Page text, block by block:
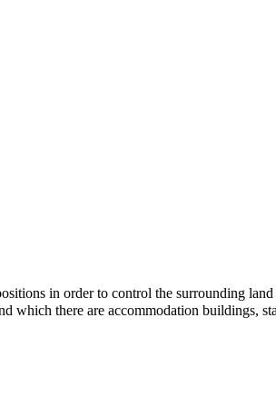
in order to control the surrounding land
there are accommodation buildings,